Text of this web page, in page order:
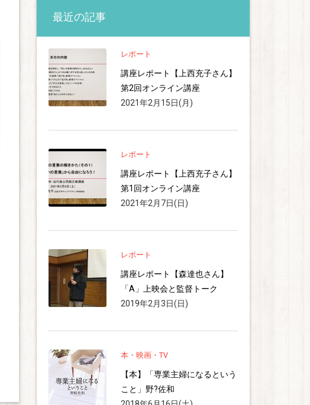
最近の記事
レポート
講座レポート【上西充子さん】
第2回オンライン講座
2021年2月15日(月)
レポート
講座レポート【上西充子さん】
第1回オンライン講座
2021年2月7日(日)
レポート
講座レポート【森達也さん】
「A」上映会と監督トーク
2019年2月3日(日)
本・映画・TV
【本】「専業主婦になるという
こと」野?佐和